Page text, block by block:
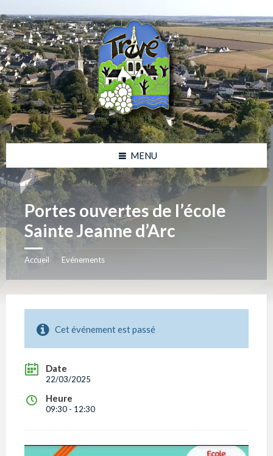
to
content
to
left
sidebar
to
right
sidebar
to
footer
MENU
Portes ouvertes de l’école
Sainte Jeanne d’Arc
Accueil Evénements
Cet événement est passé
Date
22/03/2025
Heure
09:30 - 12:30